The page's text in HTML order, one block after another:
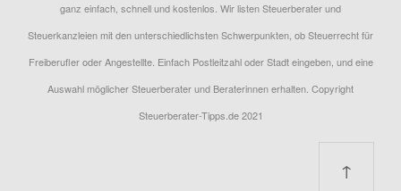
ganz einfach, schnell und kostenlos. Wir listen Steuerberater und
Steuerkanzleien mit den unterschiedlichsten Schwerpunkten, ob Steuerrecht für
Freiberufler oder Angestellte. Einfach Postleitzahl oder Stadt eingeben, und eine
Auswahl möglicher Steuerberater und Beraterinnen erhalten. Copyright
Steuerberater-Tipps.de 2021
↑